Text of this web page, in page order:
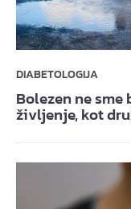
DIABETOLOGIJA
Bolezen ne
življenje, kot